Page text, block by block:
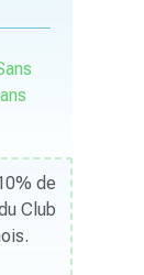
de
Club